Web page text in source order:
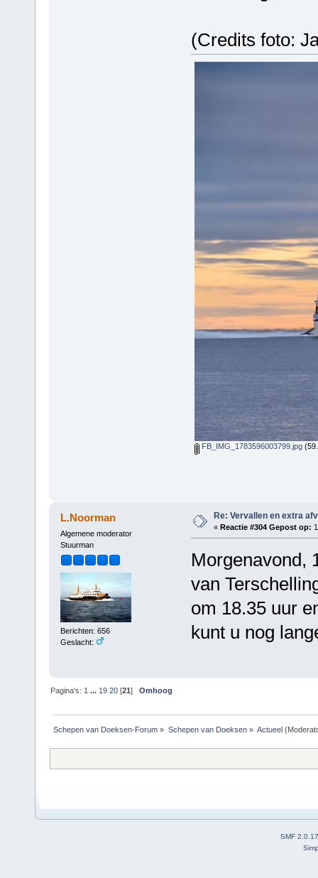
(Credits foto:
FB_IMG_1783596003799.jpg
L.Noorman
Algemene moderator
Stuurman
Berichten: 656
Geslacht:
Re: Vervallen en extra
« Reactie #304 Gepost op:
Morgenavond,
van
om 18.35 uur
kunt u nog
Pagina's: 1 ... 19 20 [21]Omhoog
Schepen van Doeksen-Forum » Schepen van Doeksen» Actueel
SMF 2.0.17